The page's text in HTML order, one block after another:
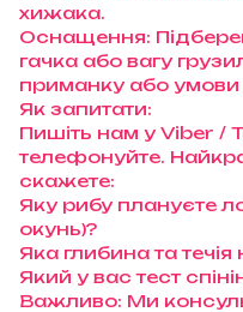
хижака.
Оснащення:
гачка або вагу
приманку або умови
Як запитати:
Пишіть нам у Viber /
телефонуйте.
скажете:
Яку рибу плануєте
окунь)?
Яка глибина та
Який у вас тест
Важливо: Ми